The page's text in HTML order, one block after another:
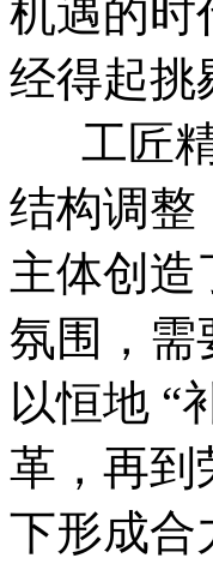
机遇的时
经得起挑
工匠精
结构调整
主体创造
氛围，需
以恒地 “
革，再到
下形成合